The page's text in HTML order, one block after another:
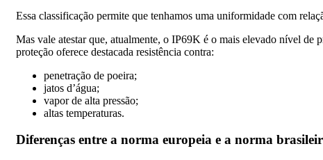
Essa classificação permite que tenhamos uma uniformidade com
Mas vale atestar que, atualmente, o IP69K é o mais elevado nível de
proteção oferece destacada resistência contra:
penetração de poeira;
jatos d’água;
vapor de alta pressão;
altas temperaturas.
Diferenças entre a norma europeia e a norma